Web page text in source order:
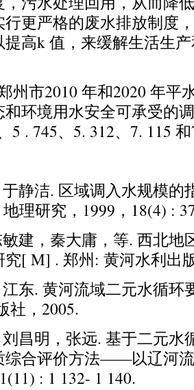
行更严格的废水排放制度 ，
提高k值 ， 来缓解生活生
州市2010 年和2020 年平
环境用水安全可承受的
5 . 745、 5. 312、 7. 115 和
于静洁. 区域调入水规模的
地理研究 ，1999，18(4) :
建 ， 秦大庸 ， 等. 西北地
究[ M] . 郑州: 黄河水利出
江东. 黄河流域二元水循环
社 ，2005.
刘昌明 ， 张远. 基于二元水
综合评价方法——以辽河
: 1 132- 1 140.